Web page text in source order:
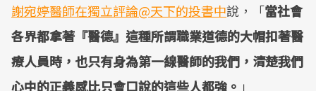
謝宛婷醫師在獨立評論@天下的投書中說，「當社會
各界都拿著『醫德』這種所謂職業道德的大帽扣著醫
療人員時，也只有身為第一線醫師的我們，清楚我們
心中的正義感比只會口說的這些人都強。 」